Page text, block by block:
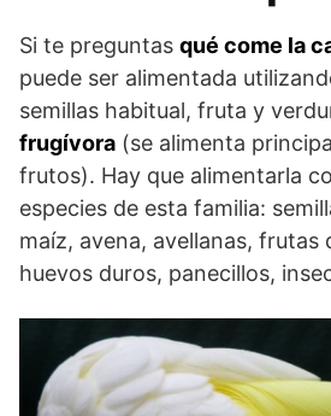
Si te preguntas qué come la
puede ser alimentada
semillas habitual, fruta y
frugívora (se alimenta
frutos). Hay que alimentarla
especies de esta familia:
maíz, avena, avellanas, frutas
huevos duros, panecillos,